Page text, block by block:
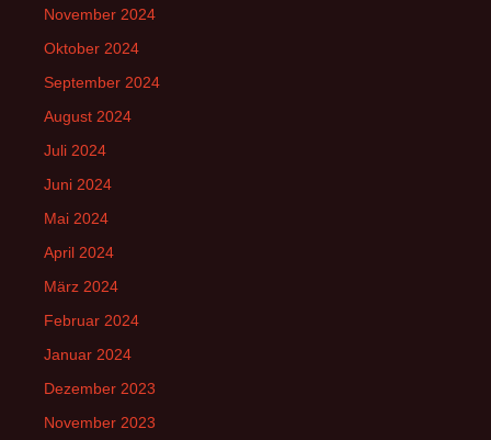
November 2024
Oktober 2024
September 2024
August 2024
Juli 2024
Juni 2024
Mai 2024
April 2024
März 2024
Februar 2024
Januar 2024
Dezember 2023
November 2023